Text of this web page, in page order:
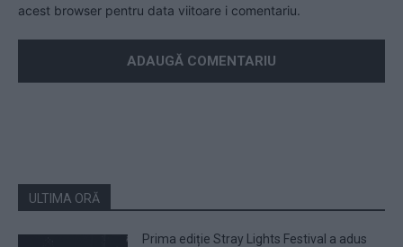
acest browser pentru data viitoare i comentariu.
ULTIMA ORĂ
Prima ediție Stray Lights Festival a adus